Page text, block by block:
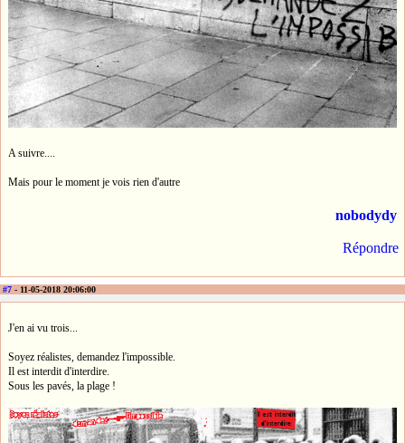
A suivre....
Mais pour le moment je vois rien d'autre
nobodydy
Répondre
#7 - 11-05-2018 20:06:00
J'en ai vu trois...
Soyez réalistes, demandez l'impossible.
Il est interdit d'interdire.
Sous les pavés, la plage !